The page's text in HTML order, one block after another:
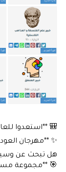
🎒 **استعدوا
✨ **مهرجان
هل تبحث عن
🎯 **مجموعة